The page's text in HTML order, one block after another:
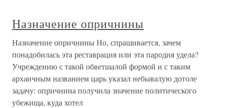
Назначение опричнины
Назначение опричнины Но, спрашивается, зачем
понадобилась эта реставрация или эта пародия удела?
Учреждению с такой обветшалой формой и с таким
архаичным названием царь указал небывалую дотоле
задачу: опричнина получила значение политического
убежища, куда хотел